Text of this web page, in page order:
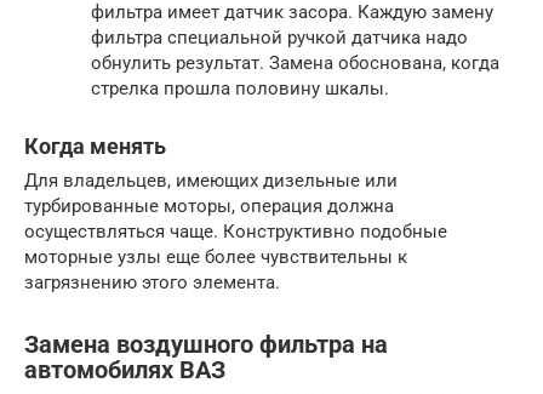
фильтра имеет датчик засора. Каждую замену
фильтра специальной ручкой датчика надо
обнулить результат. Замена обоснована, когда
стрелка прошла половину шкалы.
Когда менять
Для владельцев, имеющих дизельные или
турбированные моторы, операция должна
осуществляться чаще. Конструктивно подобные
моторные узлы еще более чувствительны к
загрязнению этого элемента.
Замена воздушного фильтра на
автомобилях ВАЗ